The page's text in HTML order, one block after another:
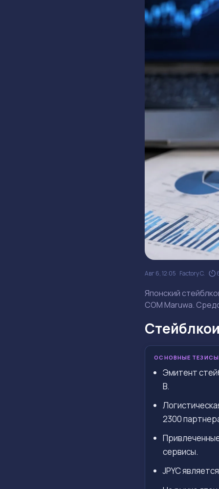
Авг 6, 12:05 Factory C.
Японский
COM Maruwa.
ОСНОВНЫЕ ТЕЗИСЫ
Эмитент
B.
2300
сервисы.
JPYC